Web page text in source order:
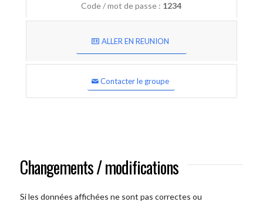
Code / mot de passe : 1234
ALLER EN REUNION
Contacter le groupe
Changements / modifications
Si les données affichées ne sont pas correctes ou